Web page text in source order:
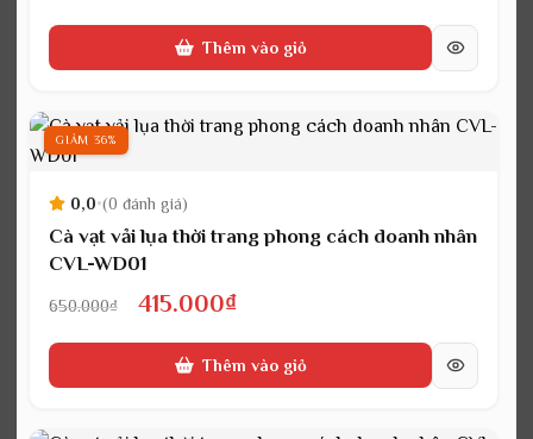
gốc
hiện
tại
415.000₫.
Thêm vào giỏ
GIẢM 36%
0,0•(0 đánh giá)
Cà vạt vải lụa thời trang phong cách doanh nhân
CVL-WD01
650.000₫
Giá
gốc
415.000₫Giá
hiện
tại
Thêm vào giỏ